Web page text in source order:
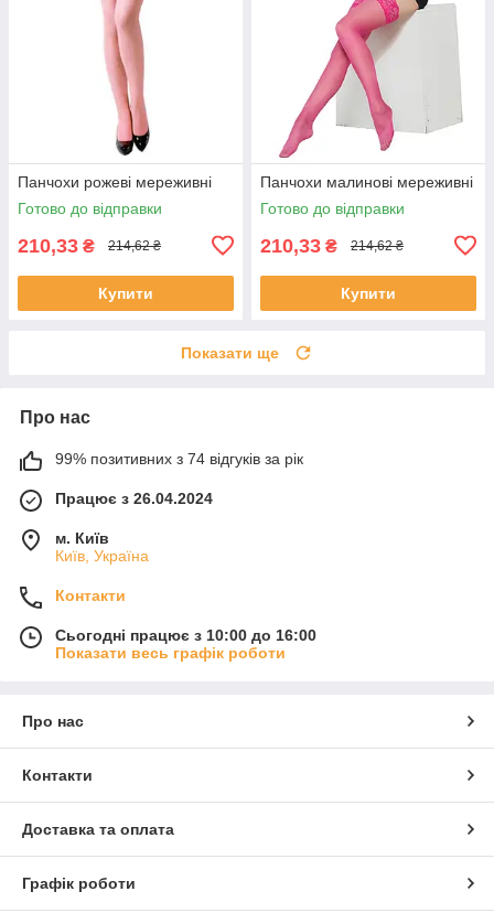
Панчохи рожеві мереживні
Готово до відправки
210,33 ₴ 214,62 ₴
Купити
Панчохи малинові мереживні
Готово до відправки
210,33 ₴ 214,62 ₴
Купити
Показати ще
Про нас
99% позитивних з 74 відгуків за рік
Працює з 26.04.2024
м. Київ
Київ, Україна
Контакти
Сьогодні працює з 10:00 до 16:00
Показати весь графік роботи
Про нас
Контакти
Доставка та оплата
Графік роботи